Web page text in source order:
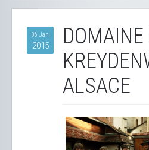
06 Jan
2015
ALSACE